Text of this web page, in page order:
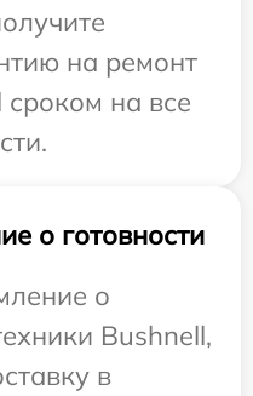
на ремонт
сроком на все
о готовности
о
Bushnell,
в